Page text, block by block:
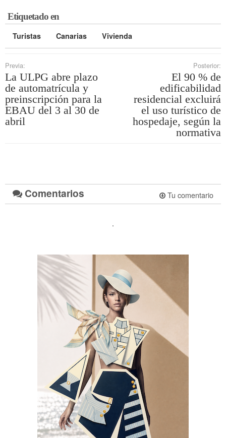
Etiquetado en
Turistas Canarias Vivienda
Previa:
La ULPG abre plazo
de automatrícula y
preinscripción para la
EBAU del 3 al 30 de
abril
Posterior:
El 90 % de
edificabilidad
residencial excluirá
el uso turístico de
hospedaje, según la
normativa
Comentarios Tu comentario
.